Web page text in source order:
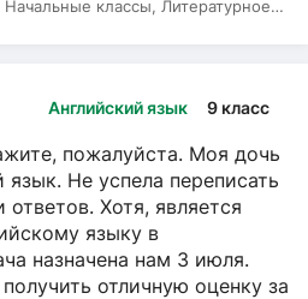
классы, Литературное
Английский язык 9 класс
пожалуйста. Моя дочь
язык. Не успела переписать
ответов. Хотя, является
языку в
назначена нам 3 июля.
отличную оценку за